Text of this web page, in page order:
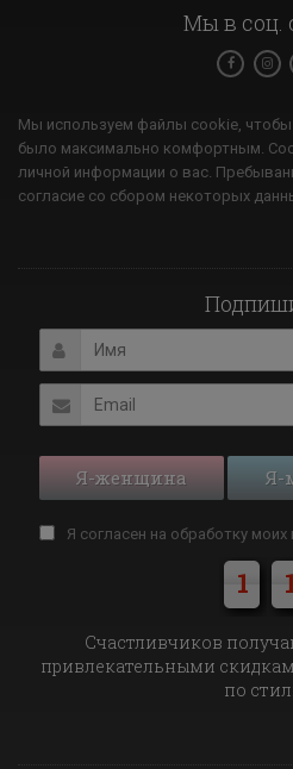
Мы в соц.
Мы используем файлы cookie,
было максимально комфортным.
личной информации о вас.
согласие со сбором некоторых
Я-женщина Я-
Я согласен на обработку моих
1
Cчастливчиков
привлекательными
по